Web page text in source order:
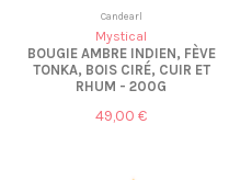
Candearl
Mystical
BOUGIE AMBRE INDIEN, FÈVE
TONKA, BOIS CIRÉ, CUIR ET
RHUM - 200G
49,00 €